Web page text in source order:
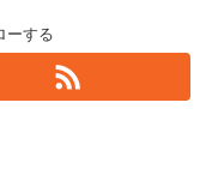
ーする